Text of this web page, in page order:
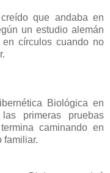
que andaba en
un estudio alemán
círculos cuando no
Biológica en
primeras pruebas
caminando en
familiar.